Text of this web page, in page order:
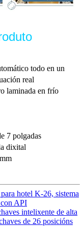
todo en un
real
laminada en frío
7 polgadas
dixital
hotel K-26, sistema
API
intelixente de alta
de 26 posicións